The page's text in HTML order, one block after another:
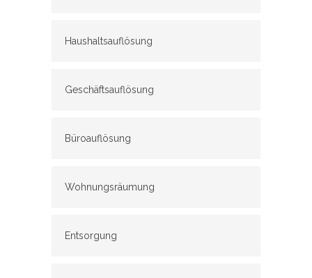
Haushaltsauflösung
Geschäftsauflösung
Büroauflösung
Wohnungsräumung
Entsorgung